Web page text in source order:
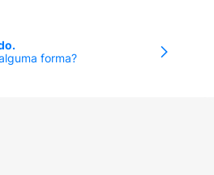
forma?